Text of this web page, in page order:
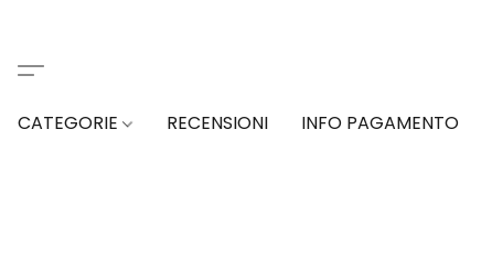
CATEGORIE RECENSIONI INFO PAGAMENTO